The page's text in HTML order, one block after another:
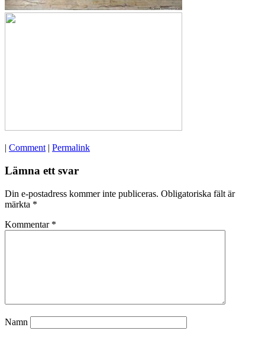
| Comment | Permalink
Lämna ett svar
Din e-postadress kommer inte publiceras. Obligatoriska fält är
märkta *
Kommentar *
Namn